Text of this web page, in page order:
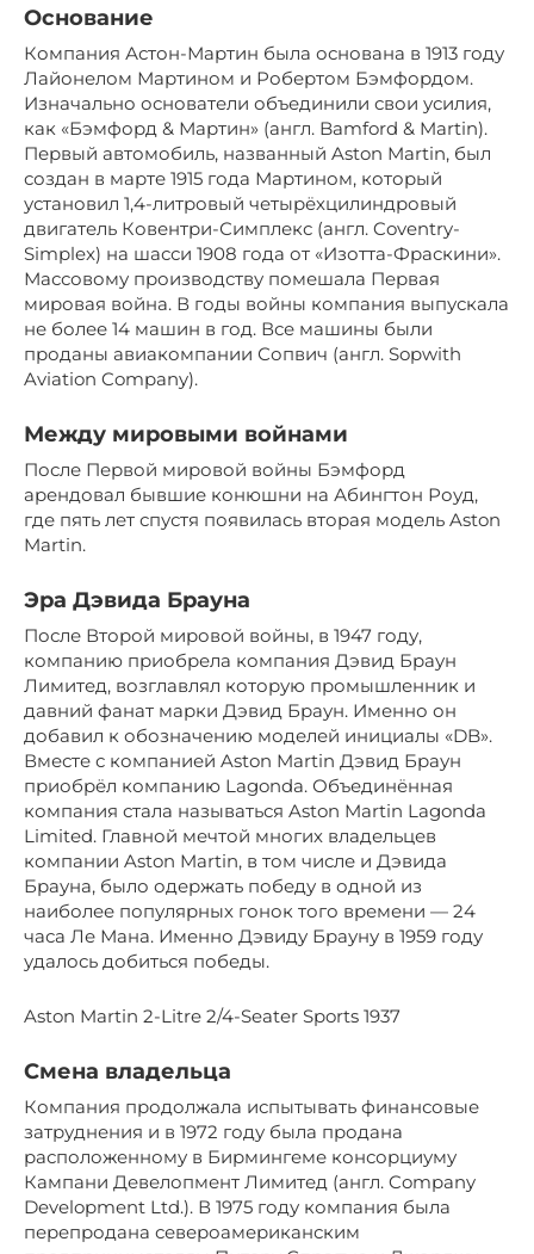
Основание
Компания Астон-Мартин была основана в 1913 году
Лайонелом Мартином и Робертом Бэмфордом.
Изначально основатели объединили свои усилия,
как «Бэмфорд & Мартин» (англ. Bamford & Martin).
Первый автомобиль, названный Aston Martin, был
создан в марте 1915 года Мартином, который
установил 1,4-литровый четырёхцилиндровый
двигатель Ковентри-Симплекс (англ. Coventry-
Simplex) на шасси 1908 года от «Изотта-Фраскини».
Массовому производству помешала Первая
мировая война. В годы войны компания выпускала
не более 14 машин в год. Все машины были
проданы авиакомпании Сопвич (англ. Sopwith
Aviation Company).
Между мировыми войнами
После Первой мировой войны Бэмфорд
арендовал бывшие конюшни на Абингтон Роуд,
где пять лет спустя появилась вторая модель Aston
Martin.
Эра Дэвида Брауна
После Второй мировой войны, в 1947 году,
компанию приобрела компания Дэвид Браун
Лимитед, возглавлял которую промышленник и
давний фанат марки Дэвид Браун. Именно он
добавил к обозначению моделей инициалы «DB».
Вместе с компанией Aston Martin Дэвид Браун
приобрёл компанию Lagonda. Объединённая
компания стала называться Aston Martin Lagonda
Limited. Главной мечтой многих владельцев
компании Aston Martin, в том числе и Дэвида
Брауна, было одержать победу в одной из
наиболее популярных гонок того времени — 24
часа Ле Мана. Именно Дэвиду Брауну в 1959 году
удалось добиться победы.
Aston Martin 2-Litre 2/4-Seater Sports 1937
Смена владельца
Компания продолжала испытывать финансовые
затруднения и в 1972 году была продана
расположенному в Бирмингеме консорциуму
Кампани Девелопмент Лимитед (англ. Company
Development Ltd.). В 1975 году компания была
перепродана североамериканским